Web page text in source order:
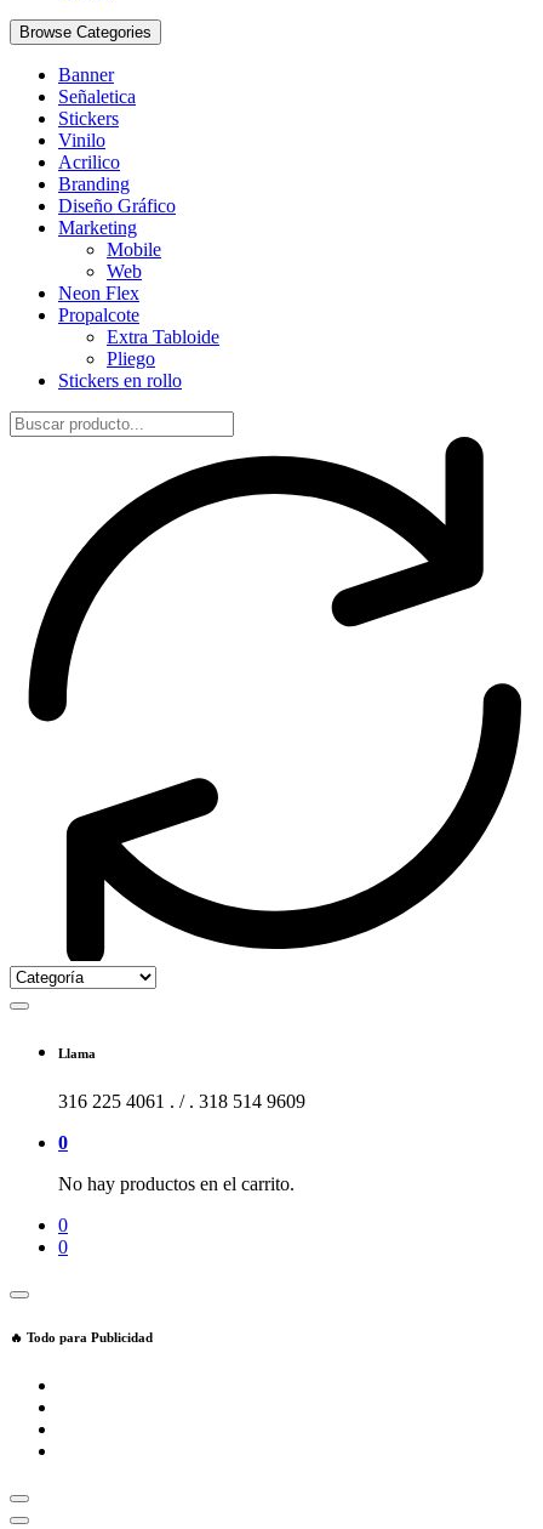
Browse Categories
Banner
Señaletica
Stickers
Vinilo
Acrilico
Branding
Diseño Gráfico
Marketing
Mobile
Web
Neon Flex
Propalcote
Extra Tabloide
Pliego
Stickers en rollo
Llama
316 225 4061 . / . 318 514 9609
0
No hay productos en el carrito.
0
0
🔥 Todo para Publicidad